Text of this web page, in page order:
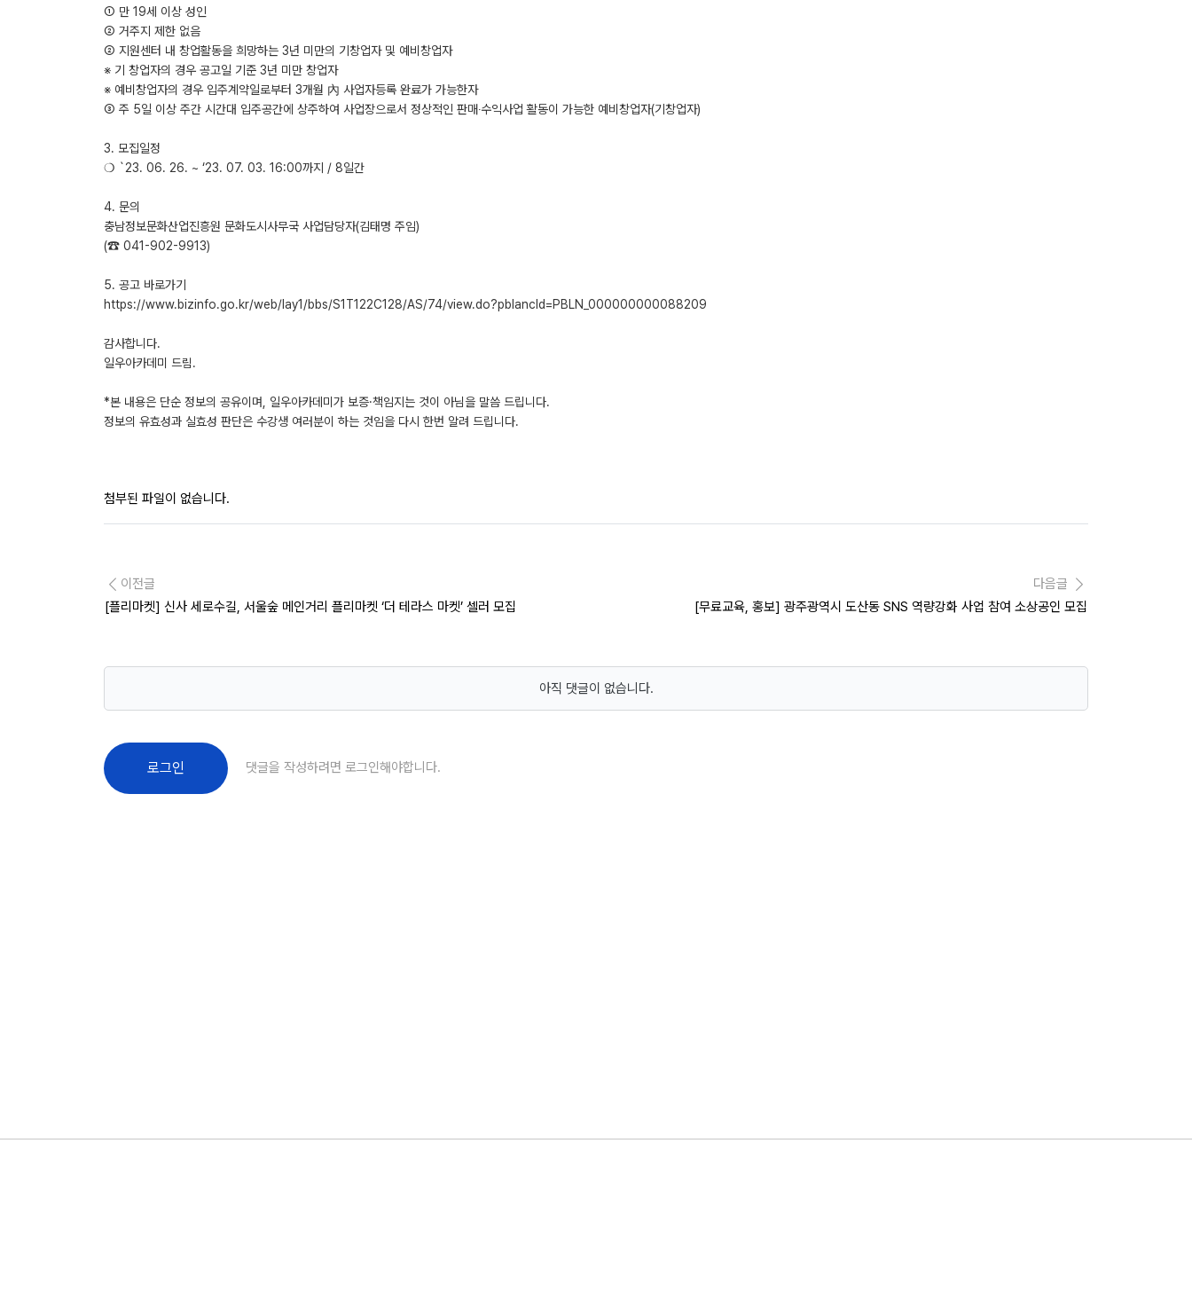
① 만 19세 이상 성인
② 거주지 제한 없음
② 지원센터 내 창업활동을 희망하는 3년 미만의 기창업자 및 예비창업자
※ 기 창업자의 경우 공고일 기준 3년 미만 창업자
※ 예비창업자의 경우 입주계약일로부터 3개월 內 사업자등록 완료가 가능한자
③ 주 5일 이상 주간 시간대 입주공간에 상주하여 사업장으로서 정상적인 판매‧수익사업 활동이 가능한 예비창업자(기창업자)
3. 모집일정
❍ `23. 06. 26. ~ ‘23. 07. 03. 16:00까지 / 8일간
4. 문의
충남정보문화산업진흥원 문화도시사무국 사업담당자(김태명 주임)
(☎ 041-902-9913)
5. 공고 바로가기
https://www.bizinfo.go.kr/web/lay1/bbs/S1T122C128/AS/74/view.do?pblancId=PBLN_000000000088209
감사합니다.
일우아카데미 드림.
*본 내용은 단순 정보의 공유이며, 일우아카데미가 보증·책임지는 것이 아님을 말씀 드립니다.
정보의 유효성과 실효성 판단은 수강생 여러분이 하는 것임을 다시 한번 알려 드립니다.
첨부된 파일이 없습니다.
이전글
[플리마켓] 신사 세로수길, 서울숲 메인거리 플리마켓 ‘더 테라스 마켓’ 셀러 모집
다음글
[무료교육, 홍보] 광주광역시 도산동 SNS 역량강화 사업 참여 소상공인 모집
아직 댓글이 없습니다.
로그인 댓글을 작성하려면 로그인해야합니다.